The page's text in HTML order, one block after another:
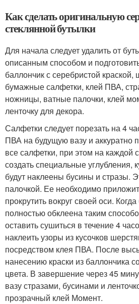
Как сделать оригинальную
стеклянной бутылки
Для начала следует удалить от
описанным способом и
баллончик с серебристой краской,
бумажные салфетки, клей ПВА,
ножницы, ватные палочки, клей
ленточку для декора.
Салфетки следует порезать на 4
ПВА на будущую вазу и аккуратно
все салфетки, при этом на каждой
создать специальные углубления,
будут наклеены бусины и стразы.
палочкой. Ее необходимо
прокрутить вокруг своей оси.
полностью обклеена таким
оставить сушиться в течение 4
наклеить узоры из кусочков
посредством клея ПВА. После
нанесению краски из баллончика
цвета. В завершение через 45
вазу стразами, бусинами и
прозрачный клей Момент.